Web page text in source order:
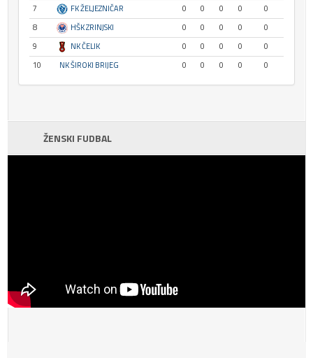
7
FK ŽELJEZNIČAR 0 0 0 0
0
8
HŠK ZRINJSKI 0 0 0 0
0
9
NK ČELIK 0 0 0 0
0
10
NK ŠIROKI BRIJEG 0 0 0 0 0
ŽENSKI FUDBAL